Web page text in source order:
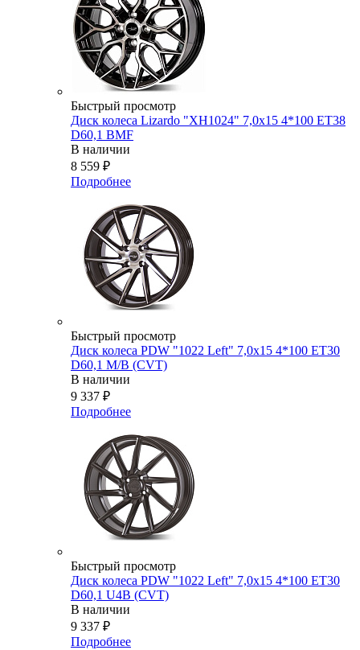
Быстрый просмотр
Диск колеса Lizardo "XH1024" 7,0х15 4*100 ET38
D60,1 BMF
В наличии
8 559 ₽
Подробнее
Быстрый просмотр
Диск колеса PDW "1022 Left" 7,0x15 4*100 ET30
D60,1 M/B (CVT)
В наличии
9 337 ₽
Подробнее
Быстрый просмотр
Диск колеса PDW "1022 Left" 7,0x15 4*100 ET30
D60,1 U4B (CVT)
В наличии
9 337 ₽
Подробнее